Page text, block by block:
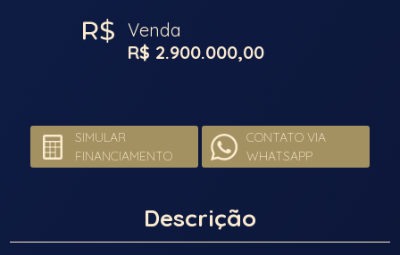
Venda
R$ 2.900.000,00
SIMULAR
FINANCIAMENTO
CONTATO VIA
WHATSAPP
Descrição